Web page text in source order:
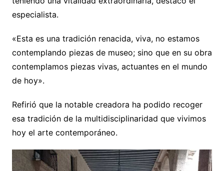
especialista.
«Esta es una tradición renacida, viva, no estamos
contemplando piezas de museo; sino que en su obra
contemplamos piezas vivas, actuantes en el mundo
de hoy».
Refirió que la notable creadora ha podido recoger
esa tradición de la multidisciplinaridad que vivimos
hoy el arte contemporáneo.